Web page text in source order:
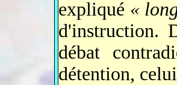
expliqué «
d'instruction.
débat
détention,